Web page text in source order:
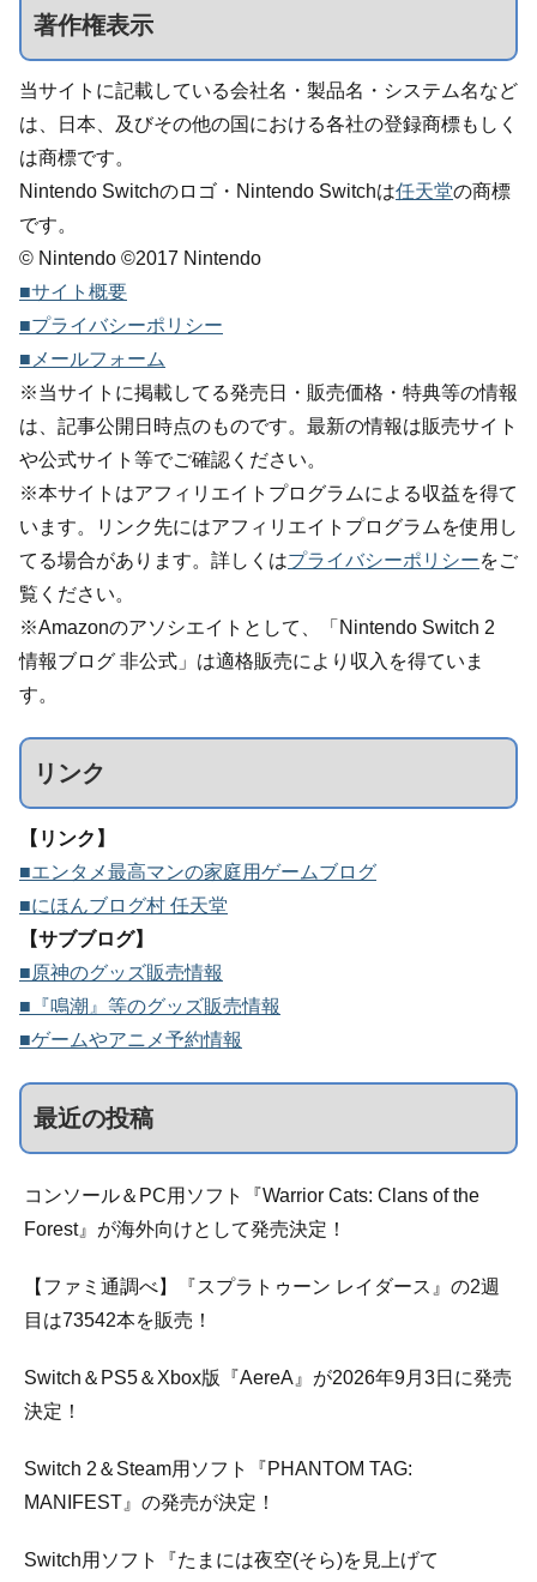
著作権表示
当サイトに記載している会社名・製品名・システム名など
は、日本、及びその他の国における各社の登録商標もしく
は商標です。
Nintendo Switchのロゴ・Nintendo Switchは任天堂の商標
です。
© Nintendo ©2017 Nintendo
■サイト概要
■プライバシーポリシー
■メールフォーム
※当サイトに掲載してる発売日・販売価格・特典等の情報
は、記事公開日時点のものです。最新の情報は販売サイト
や公式サイト等でご確認ください。
※本サイトはアフィリエイトプログラムによる収益を得て
います。リンク先にはアフィリエイトプログラムを使用し
てる場合があります。詳しくはプライバシーポリシーをご
覧ください。
※Amazonのアソシエイトとして、「Nintendo Switch 2
情報ブログ 非公式」は適格販売により収入を得ていま
す。
リンク
【リンク】
■エンタメ最高マンの家庭用ゲームブログ
■にほんブログ村 任天堂
【サブブログ】
■原神のグッズ販売情報
■『鳴潮』等のグッズ販売情報
■ゲームやアニメ予約情報
最近の投稿
コンソール＆PC用ソフト『Warrior Cats: Clans of the
Forest』が海外向けとして発売決定！
【ファミ通調べ】『スプラトゥーン レイダース』の2週
目は73542本を販売！
Switch＆PS5＆Xbox版『AereA』が2026年9月3日に発売
決定！
Switch 2＆Steam用ソフト『PHANTOM TAG:
MANIFEST』の発売が決定！
Switch用ソフト『たまには夜空(そら)を見上げて